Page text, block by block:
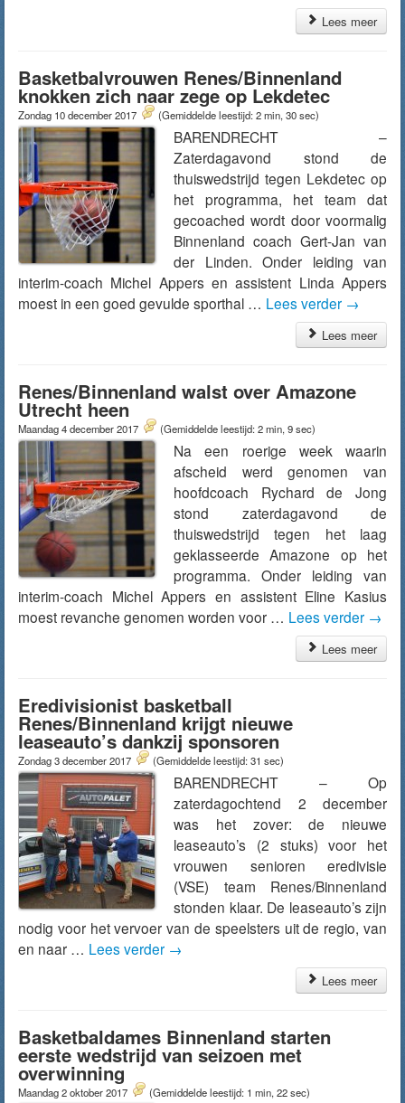
Lees meer
Basketbalvrouwen Renes/Binnenland
knokken zich naar zege op Lekdetec
Zondag 10 december 2017 (Gemiddelde leestijd: 2 min, 30 sec)
BARENDRECHT –
Zaterdagavond stond de
thuiswedstrijd tegen Lekdetec op
het programma, het team dat
gecoached wordt door voormalig
Binnenland coach Gert-Jan van
der Linden. Onder leiding van
interim-coach Michel Appers en assistent Linda Appers
moest in een goed gevulde sporthal … Lees verder →
Lees meer
Renes/Binnenland walst over Amazone
Utrecht heen
Maandag 4 december 2017 (Gemiddelde leestijd: 2 min, 9 sec)
Na een roerige week waarin
afscheid werd genomen van
hoofdcoach Rychard de Jong
stond zaterdagavond de
thuiswedstrijd tegen het laag
geklasseerde Amazone op het
programma. Onder leiding van
interim-coach Michel Appers en assistent Eline Kasius
moest revanche genomen worden voor … Lees verder →
Lees meer
Eredivisionist basketball
Renes/Binnenland krijgt nieuwe
leaseauto’s dankzij sponsoren
Zondag 3 december 2017 (Gemiddelde leestijd: 31 sec)
BARENDRECHT – Op
zaterdagochtend 2 december
was het zover: de nieuwe
leaseauto’s (2 stuks) voor het
vrouwen senioren eredivisie
(VSE) team Renes/Binnenland
stonden klaar. De leaseauto’s zijn
nodig voor het vervoer van de speelsters uit de regio, van
en naar … Lees verder →
Lees meer
Basketbaldames Binnenland starten
eerste wedstrijd van seizoen met
overwinning
Maandag 2 oktober 2017 (Gemiddelde leestijd: 1 min, 22 sec)